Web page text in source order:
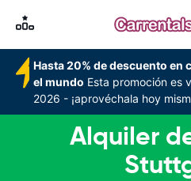
Hasta 20% de descuento en
el mundo Esta promoción es
2026 - ¡aprovéchala hoy
Alquiler